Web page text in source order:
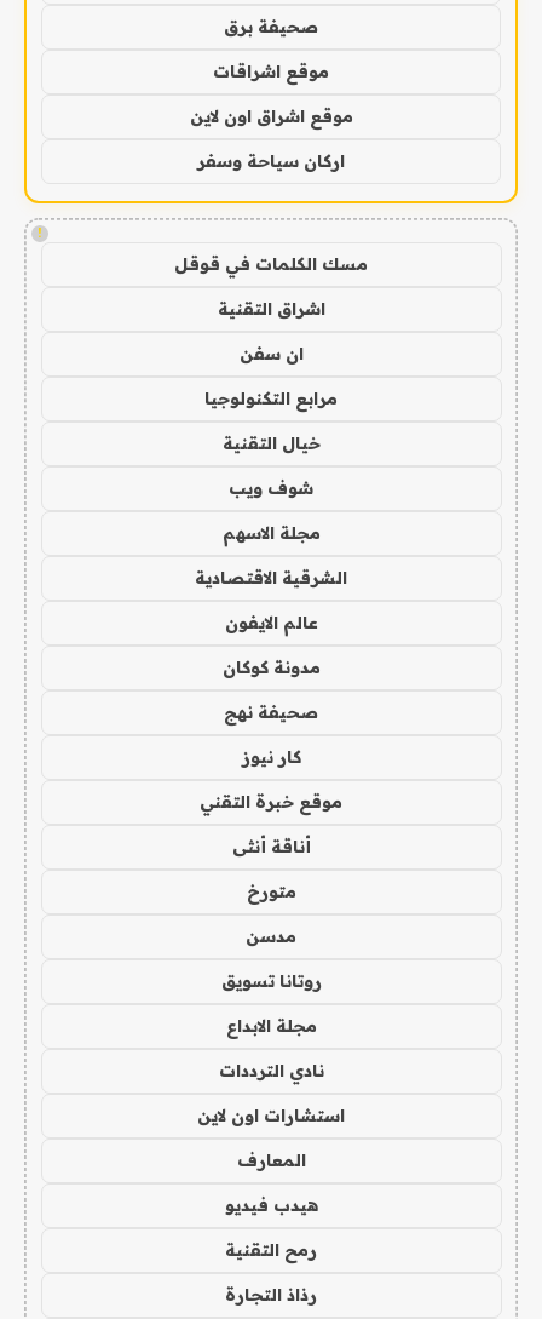
صحيفة برق
موقع اشراقات
موقع اشراق اون لاين
اركان سياحة وسفر
!
مسك الكلمات في قوقل
اشراق التقنية
ان سفن
مرابع التكنولوجيا
خيال التقنية
شوف ويب
مجلة الاسهم
الشرقية الاقتصادية
عالم الايفون
مدونة كوكان
صحيفة نهج
كار نيوز
موقع خبرة التقني
أناقة أنثى
متورخ
مدسن
روتانا تسويق
مجلة الابداع
نادي الترددات
استشارات اون لاين
المعارف
هيدب فيديو
رمح التقنية
رذاذ التجارة